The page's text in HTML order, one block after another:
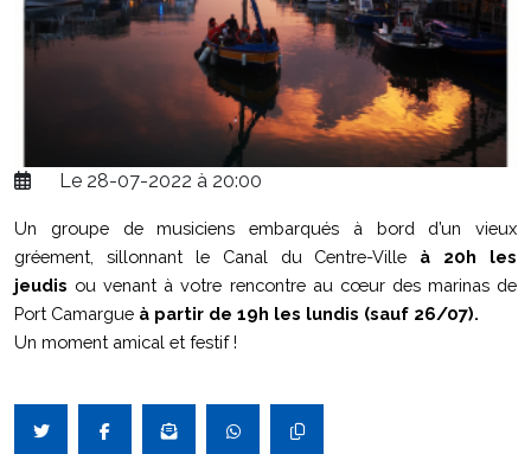
Le 28-07-2022 à 20:00
Un groupe de musiciens embarqués à bord d’un vieux
gréement, sillonnant le Canal du Centre-Ville à 20h les
jeudis ou venant à votre rencontre au cœur des marinas de
Port Camargue à partir de 19h les lundis (sauf 26/07).
Un moment amical et festif !